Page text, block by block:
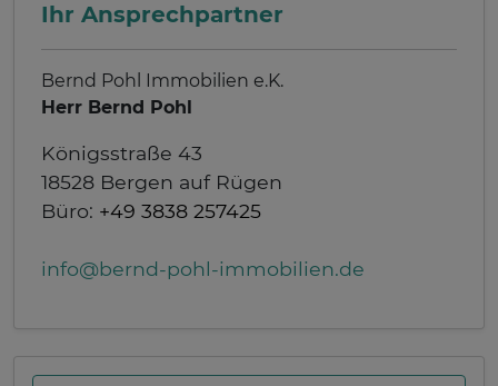
Ihr Ansprechpartner
Bernd Pohl Immobilien e.K.
Herr Bernd Pohl
Königsstraße 43
18528 Bergen auf Rügen
Büro: +49 3838 257425
info@bernd-pohl-immobilien.de